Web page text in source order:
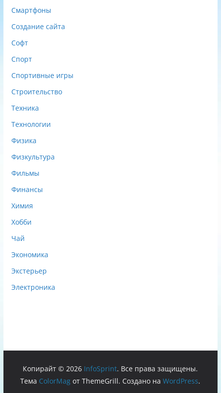
Смартфоны
Создание сайта
Софт
Спорт
Спортивные игры
Строительство
Техника
Технологии
Физика
Физкультура
Фильмы
Финансы
Химия
Хобби
Чай
Экономика
Экстерьер
Электроника
Копирайт © 2026 InfoSprint. Все права защищены.
Тема ColorMag от ThemeGrill. Создано наWordPress.